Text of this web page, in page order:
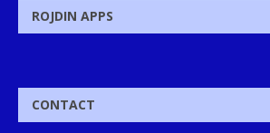
ROJDIN APPS
CONTACT